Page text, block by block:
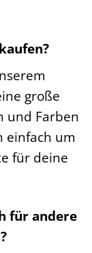
große
und Farben
einfach um
für deine
für andere